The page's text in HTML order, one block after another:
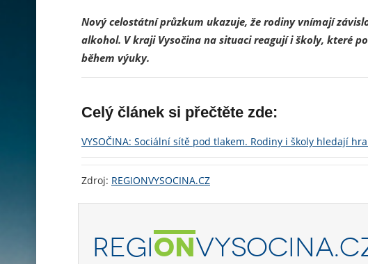
Nový celostátní průzkum ukazuje, že rodiny vnímají
alkohol. V kraji Vysočina na situaci reagují i školy, které
během výuky.
Celý článek si přečtěte zde:
VYSOČINA: Sociální sítě pod tlakem. Rodiny i školy hledají
Zdroj: REGIONVYSOCINA.CZ
REGION